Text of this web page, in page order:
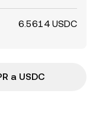
6.5614 USDC
a USDC